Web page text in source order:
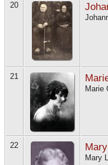
20
21
Marie
22
Mary